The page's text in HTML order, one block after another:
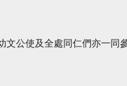
公使及全處同仁們亦一